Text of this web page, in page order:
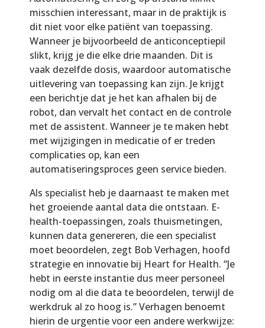
misschien interessant, maar in de praktijk is
dit niet voor elke patiënt van toepassing.
Wanneer je bijvoorbeeld de anticonceptiepil
slikt, krijg je die elke drie maanden. Dit is
vaak dezelfde dosis, waardoor automatische
uitlevering van toepassing kan zijn. Je krijgt
een berichtje dat je het kan afhalen bij de
robot, dan vervalt het contact en de controle
met de assistent. Wanneer je te maken hebt
met wijzigingen in medicatie of er treden
complicaties op, kan een
automatiseringsproces geen service bieden.
Als specialist heb je daarnaast te maken met
het groeiende aantal data die ontstaan. E-
health-toepassingen, zoals thuismetingen,
kunnen data genereren, die een specialist
moet beoordelen, zegt Bob Verhagen, hoofd
strategie en innovatie bij Heart for Health. “Je
hebt in eerste instantie dus meer personeel
nodig om al die data te beoordelen, terwijl de
werkdruk al zo hoog is.” Verhagen benoemt
hierin de urgentie voor een andere werkwijze: